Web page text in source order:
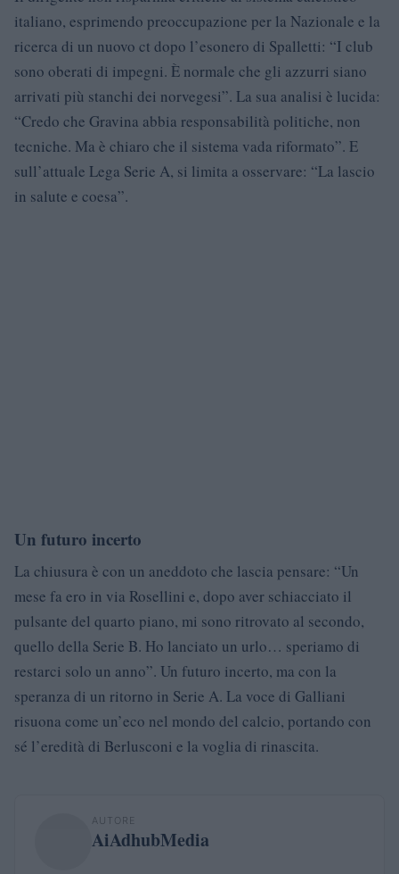
italiano, esprimendo preoccupazione per la Nazionale e la
ricerca di un nuovo ct dopo l’esonero di Spalletti: “I club
sono oberati di impegni. È normale che gli azzurri siano
arrivati più stanchi dei norvegesi”. La sua analisi è lucida:
“Credo che Gravina abbia responsabilità politiche, non
tecniche. Ma è chiaro che il sistema vada riformato”. E
sull’attuale Lega Serie A, si limita a osservare: “La lascio
in salute e coesa”.
Un futuro incerto
La chiusura è con un aneddoto che lascia pensare: “Un
mese fa ero in via Rosellini e, dopo aver schiacciato il
pulsante del quarto piano, mi sono ritrovato al secondo,
quello della Serie B. Ho lanciato un urlo… speriamo di
restarci solo un anno”. Un futuro incerto, ma con la
speranza di un ritorno in Serie A. La voce di Galliani
risuona come un’eco nel mondo del calcio, portando con
sé l’eredità di Berlusconi e la voglia di rinascita.
AUTORE
AiAdhubMedia